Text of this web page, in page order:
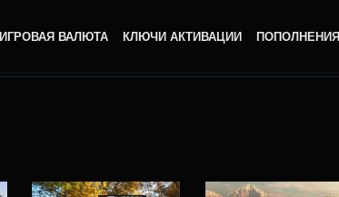
ИГРОВАЯ ВАЛЮТА КЛЮЧИ АКТИВАЦИИ ПОПОЛНЕНИЯ